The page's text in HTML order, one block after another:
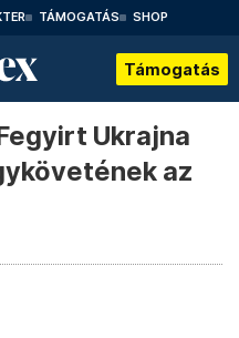
TÁMOGATÁS SHOP
Támogatás
Ukrajna
az